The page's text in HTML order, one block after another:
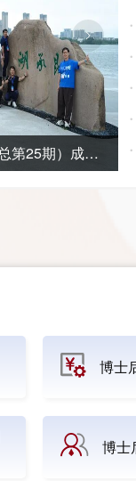
2026年留学人员回国创业高级研修班（总第25期）成功举办
博士
博士